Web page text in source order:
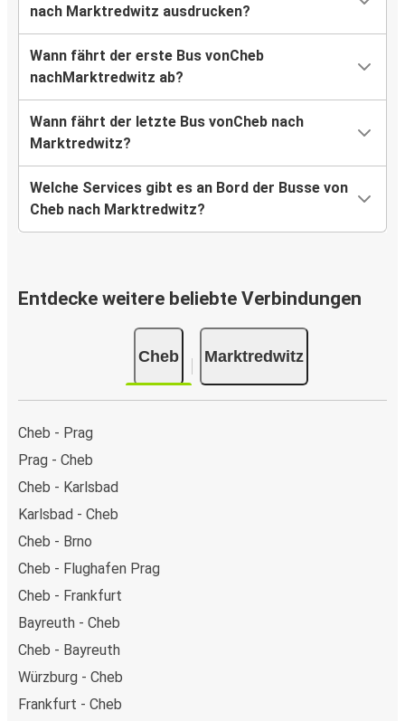
nach Marktredwitz ausdrucken?
Wann fährt der erste Bus vonCheb
nachMarktredwitz ab?
Wann fährt der letzte Bus vonCheb nach
Marktredwitz?
Welche Services gibt es an Bord der Busse von
Cheb nach Marktredwitz?
Entdecke weitere beliebte Verbindungen
Cheb Marktredwitz
Cheb - Prag
Prag - Cheb
Cheb - Karlsbad
Karlsbad - Cheb
Cheb - Brno
Cheb - Flughafen Prag
Cheb - Frankfurt
Bayreuth - Cheb
Cheb - Bayreuth
Würzburg - Cheb
Frankfurt - Cheb